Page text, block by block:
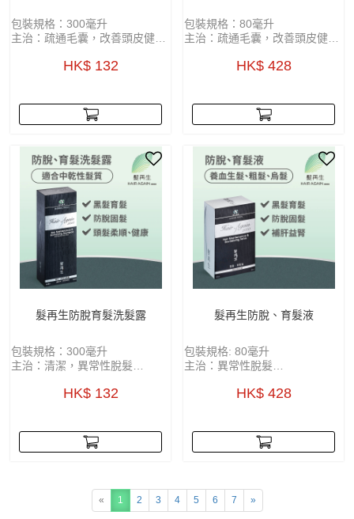
包裝規格：300毫升
主治：疏通毛囊，改善頭皮健康
HK$ 132
包裝規格：80毫升
主治：疏通毛囊，改善頭皮健康
HK$ 428
髮再生防脫育髮洗髮露
包裝規格：300毫升
主治：清潔，異常性脫髮
竅通絡，育髮及烏髮
HK$ 132
髮再生防脫、育髮液
包裝規格: 80毫升
主治：異常性脫髮
竅通絡，育髮及烏髮
HK$ 428
« 1 2 3 4 5 6 7 »